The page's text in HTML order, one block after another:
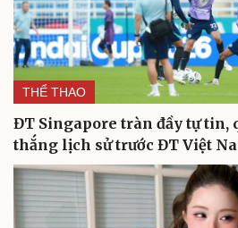
THỂ THAO
ĐT Singapore tràn đầy tự tin,
thắng lịch sử trước ĐT Việt